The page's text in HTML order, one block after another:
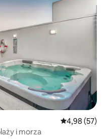
Średnia
4,98 (57)
i morza